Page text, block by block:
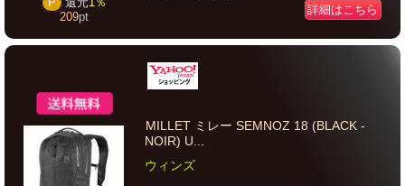
209pt
詳細はこちら
MILLET ミレー SEMNOZ 18 (BLACK -
NOIR) U...
ウィンズ